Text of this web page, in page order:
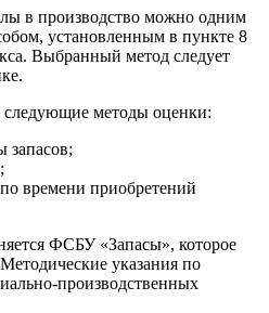
в производство можно одним
установленным в пункте 8
Выбранный метод следует
методы оценки:
запасов;
времени приобретений
ФСБУ «Запасы», которое
указания по
производственных